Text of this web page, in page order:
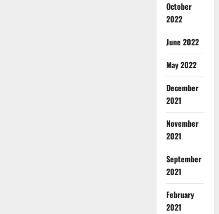
October
2022
June 2022
May 2022
December
2021
November
2021
September
2021
February
2021